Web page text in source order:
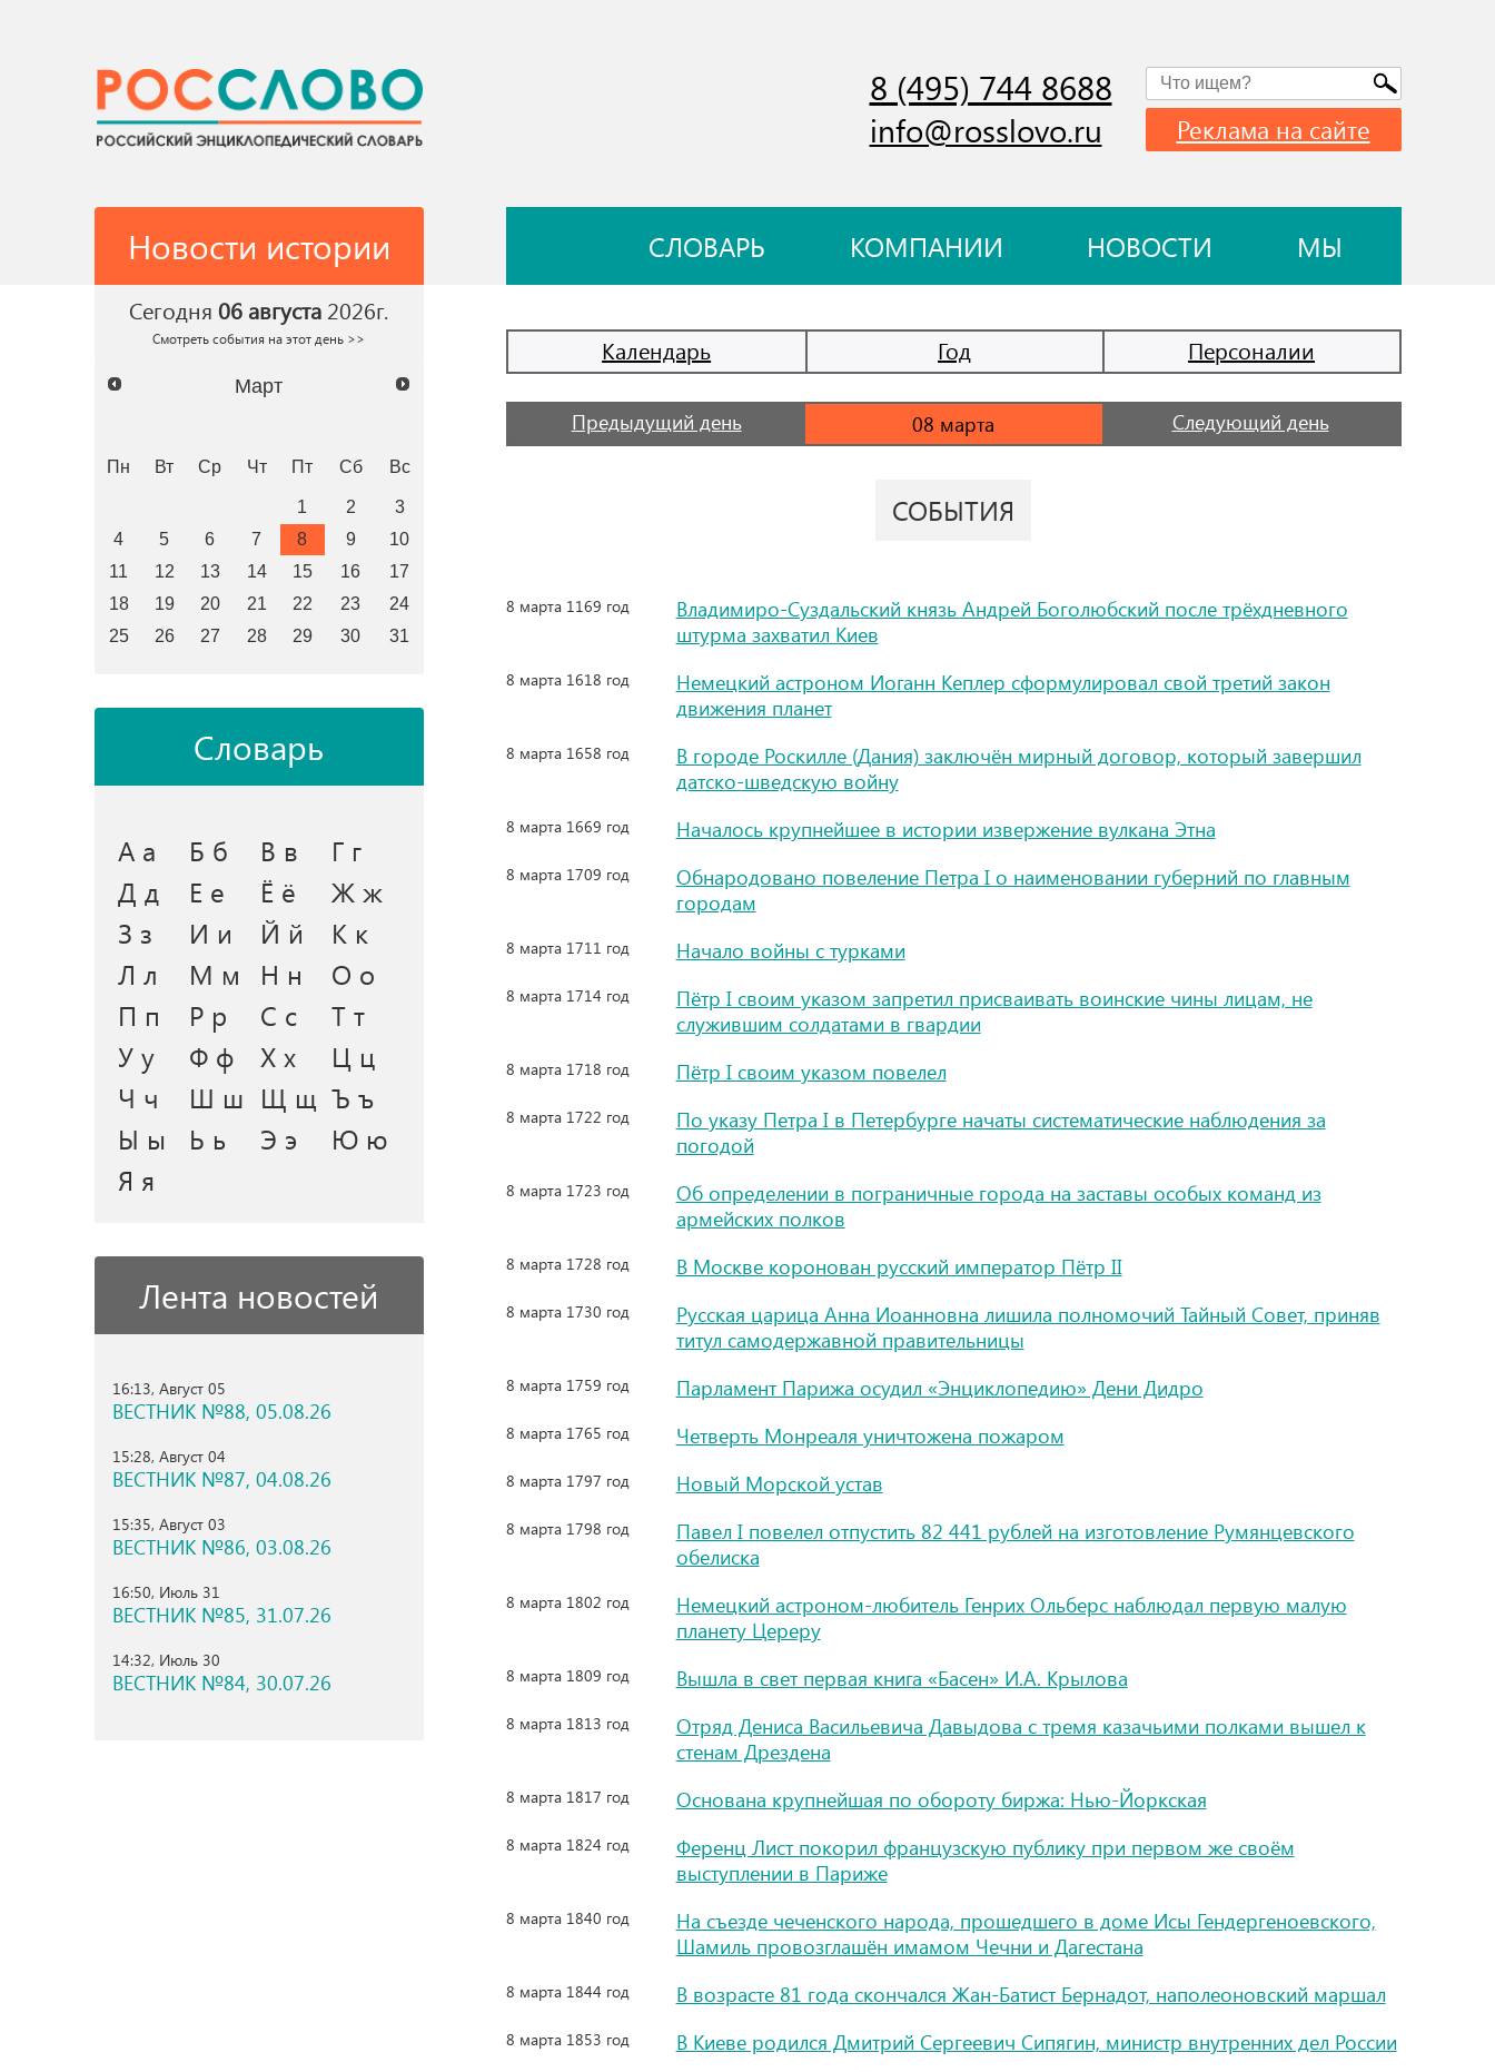
8 (495) 744 8688
info@rosslovo.ru Реклама на сайте
Новости истории СЛОВАРЬ КОМПАНИИ НОВОСТИ МЫ
Сегодня 06 августа 2026г.
Смотреть события на этот день >>
Март
Пн Вт Ср Чт Пт Сб Вс
1 2
3
4
5 6 7 8 9
10
11
12 13 14 15 16
17
18
19 20 21 22 23
24
25
26 27 28 29 30 31
Словарь
А а Б б В в
Г г
Д д
Е е Ё ё
Ж ж
З з
И и Й й
К к
Л л
М м Н н
О о
П п
Р р С с
Т т
У у
Ф ф Х х
Ц ц
Ч ч
Ш ш Щ щ Ъ ъ
Ы ы
Ь ь Э э
Ю ю
Я я
Лента новостей
16:13, Август 05
ВЕСТНИК №88, 05.08.26
15:28, Август 04
ВЕСТНИК №87, 04.08.26
15:35, Август 03
ВЕСТНИК №86, 03.08.26
16:50, Июль 31
ВЕСТНИК №85, 31.07.26
14:32, Июль 30
ВЕСТНИК №84, 30.07.26
Календарь Год Персоналии
Предыдущий день Следующий день
СОБЫТИЯ
8 марта 1169 год
Владимиро-Суздальский князь Андрей Боголюбский после трёхдневного
штурма захватил Киев
8 марта 1618 год
Немецкий астроном Иоганн Кеплер сформулировал свой третий закон
движения планет
8 марта 1658 год
В городе Роскилле (Дания) заключён мирный договор, который завершил
датско-шведскую войну
8 марта 1669 год Началось крупнейшее в истории извержение вулкана Этна
8 марта 1709 год
Обнародовано повеление Петра I о наименовании губерний по главным
городам
8 марта 1711 год Начало войны с турками
8 марта 1714 год
Пётр I своим указом запретил присваивать воинские чины лицам, не
служившим солдатами в гвардии
8 марта 1718 год Пётр I своим указом повелел
8 марта 1722 год
По указу Петра I в Петербурге начаты систематические наблюдения за
погодой
8 марта 1723 год
Об определении в пограничные города на заставы особых команд из
армейских полков
8 марта 1728 год В Москве коронован русский император Пётр II
8 марта 1730 год
Русская царица Анна Иоанновна лишила полномочий Тайный Совет, приняв
титул самодержавной правительницы
8 марта 1759 год Парламент Парижа осудил «Энциклопедию» Дени Дидро
8 марта 1765 год Четверть Монреаля уничтожена пожаром
8 марта 1797 год Новый Морской устав
8 марта 1798 год
Павел I повелел отпустить 82 441 рублей на изготовление Румянцевского
обелиска
8 марта 1802 год
Немецкий астроном-любитель Генрих Ольберс наблюдал первую малую
планету Цереру
8 марта 1809 год Вышла в свет первая книга «Басен» И.А. Крылова
8 марта 1813 год
Отряд Дениса Васильевича Давыдова с тремя казачьими полками вышел к
стенам Дрездена
8 марта 1817 год Основана крупнейшая по обороту биржа: Нью-Йоркская
8 марта 1824 год
Ференц Лист покорил французскую публику при первом же своём
выступлении в Париже
8 марта 1840 год
На съезде чеченского народа, прошедшего в доме Исы Гендергеноевского,
Шамиль провозглашён имамом Чечни и Дагестана
8 марта 1844 год В возрасте 81 года скончался Жан-Батист Бернадот, наполеоновский маршал
8 марта 1853 год В Киеве родился Дмитрий Сергеевич Сипягин, министр внутренних дел России